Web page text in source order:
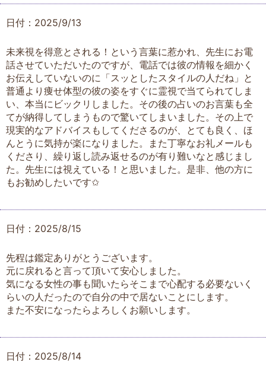
日付：2025/9/13
未来視を得意とされる！という言葉に惹かれ、先生にお電
話させていただいたのですが、電話では彼の情報を細かく
お伝えしていないのに「スッとしたスタイルの人だね」と
普通より痩せ体型の彼の姿をすぐに霊視で当てられてしま
い、本当にビックリしました。その後の占いのお言葉も全
てが納得してしまうもので驚いてしまいました。その上で
現実的なアドバイスもしてくださるのが、とても良く、ほ
んとうに気持が楽になりました。また丁寧なお礼メールも
くださり、繰り返し読み返せるのが有り難いなと感じまし
た。先生には視えている！と思いました。是非、他の方に
もお勧めしたいです✩
日付：2025/8/15
先程は鑑定ありがとうございます。
元に戻れると言って頂いて安心しました。
気になる女性の事も聞いたらそこまで心配する必要ないく
らいの人だったので自分の中で居ないことにします。
また不安になったらよろしくお願いします。
日付：2025/8/14